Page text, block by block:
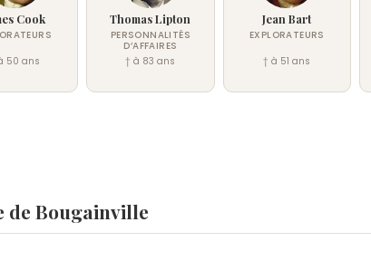
Cook
50 ans
Thomas Lipton
PERSONNALITÉS
D’AFFAIRES
† à 83 ans
Jean Bart
EXPLORATEURS
† à 51 ans
de Bougainville